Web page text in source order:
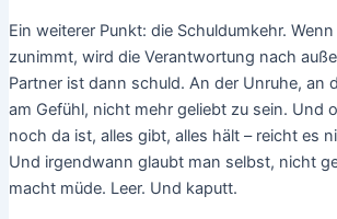
Ein weiterer Punkt: die Schuldumkehr.
zunimmt, wird die Verantwortung nach
Partner ist dann schuld. An der Unruhe, an
am Gefühl, nicht mehr geliebt zu sein. Und
noch da ist, alles gibt, alles hält – reicht es
Und irgendwann glaubt man selbst, nicht
macht müde. Leer. Und kaputt.